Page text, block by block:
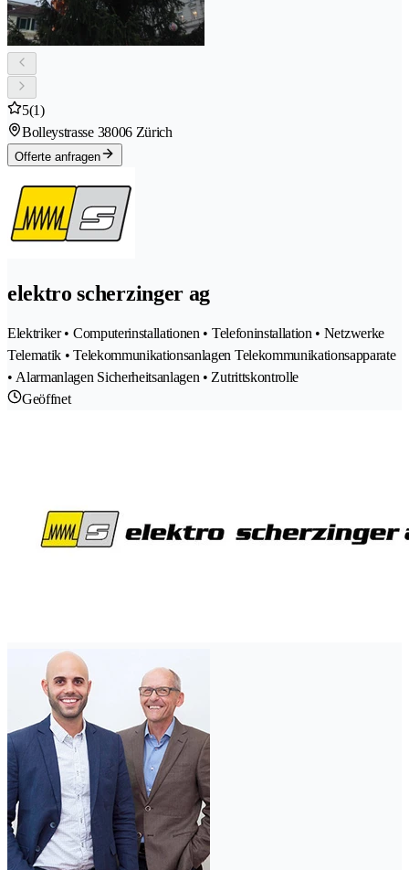
5(1)
Bolleystrasse 38006 Zürich
Offerte anfragen
elektro scherzinger ag
Elektriker • Computerinstallationen • Telefoninstallation • Netzwerke
Telematik • Telekommunikationsanlagen Telekommunikationsapparate
• Alarmanlagen Sicherheitsanlagen • Zutrittskontrolle
Geöffnet